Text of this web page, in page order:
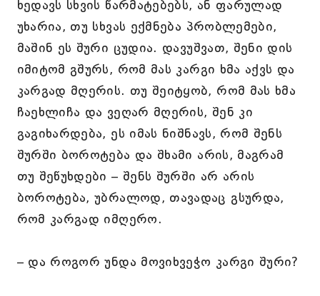
ხედავს სხვის წარმატებებს, ან ფარულად
უხარია, თუ სხვას ექმნება პრობლემები,
მაშინ ეს შური ცუდია. დავუშვათ, შენი დის
იმიტომ გშურს, რომ მას კარგი ხმა აქვს და
კარგად მღერის. თუ შეიტყობ, რომ მას ხმა
ჩაეხლიჩა და ვეღარ მღერის, შენ კი
გაგიხარდება, ეს იმას ნიშნავს, რომ შენს
შურში ბოროტება და შხამი არის, მაგრამ
თუ შეწუხდები – შენს შურში არ არის
ბოროტება, უბრალოდ, თავადაც გსურდა,
რომ კარგად იმღერო.
– და როგორ უნდა მოვიხვეჭო კარგი შური?